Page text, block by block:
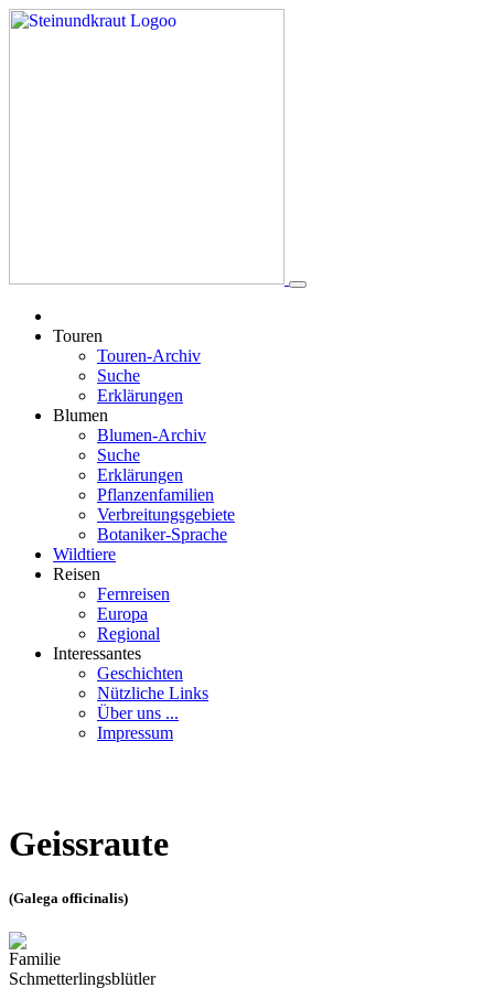
Touren
Touren-Archiv
Suche
Erklärungen
Blumen
Blumen-Archiv
Suche
Erklärungen
Pflanzenfamilien
Verbreitungsgebiete
Botaniker-Sprache
Wildtiere
Reisen
Fernreisen
Europa
Regional
Interessantes
Geschichten
Nützliche Links
Über uns ...
Impressum
Geissraute
(Galega officinalis)
Familie
Schmetterlingsblütler